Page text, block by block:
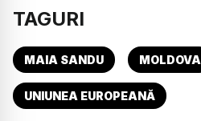
TAGURI
MAIA SANDU MOLDOVA
UNIUNEA EUROPEANĂ